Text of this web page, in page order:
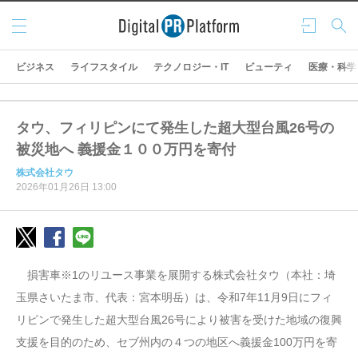
ログ
イン
検索
メニ
ュー
ビジネス ライフスタイル テクノロジー・IT ビューティ 医療・科学
タウ、フィリピンにて発生した超大型台風26号の
被災地へ 義援金１００万円を寄付
株式会社タウ
2026年01月26日 13:00
損害車※1のリユース事業を展開する株式会社タウ（本社：埼
玉県さいたま市、代表：宮本明岳）は、令和7年11月9日にフィ
リピンで発生した超大型台風26号により被害を受けた地域の復興
支援を目的のため、セブ州内の４つの地区へ義援金100万円を寄